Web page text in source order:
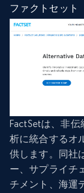
ファクトセット
FactSetは、非
析に統合するオ
供します。同社
ー、サプライチ
チメント、海運